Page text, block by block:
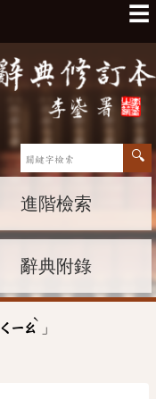
☰
進階檢索
辭典附錄
ㄑㄧㄠ
ˋ
」